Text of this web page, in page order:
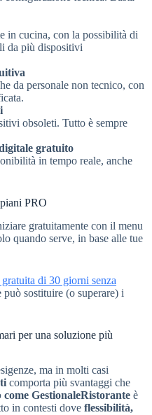
in cucina, con la possibilità di
da più dispositivi
da personale non tecnico, con
obsoleti. Tutto è sempre
gratuito
in tempo reale, anche
PRO
gratuitamente con il menu
quando serve, in base alle tue
di 30 giorni senza
può sostituire (o superare) i
per una soluzione più
ma in molti casi
comporta più svantaggi che
come GestionaleRistorante è
in contesti dove flessibilità,